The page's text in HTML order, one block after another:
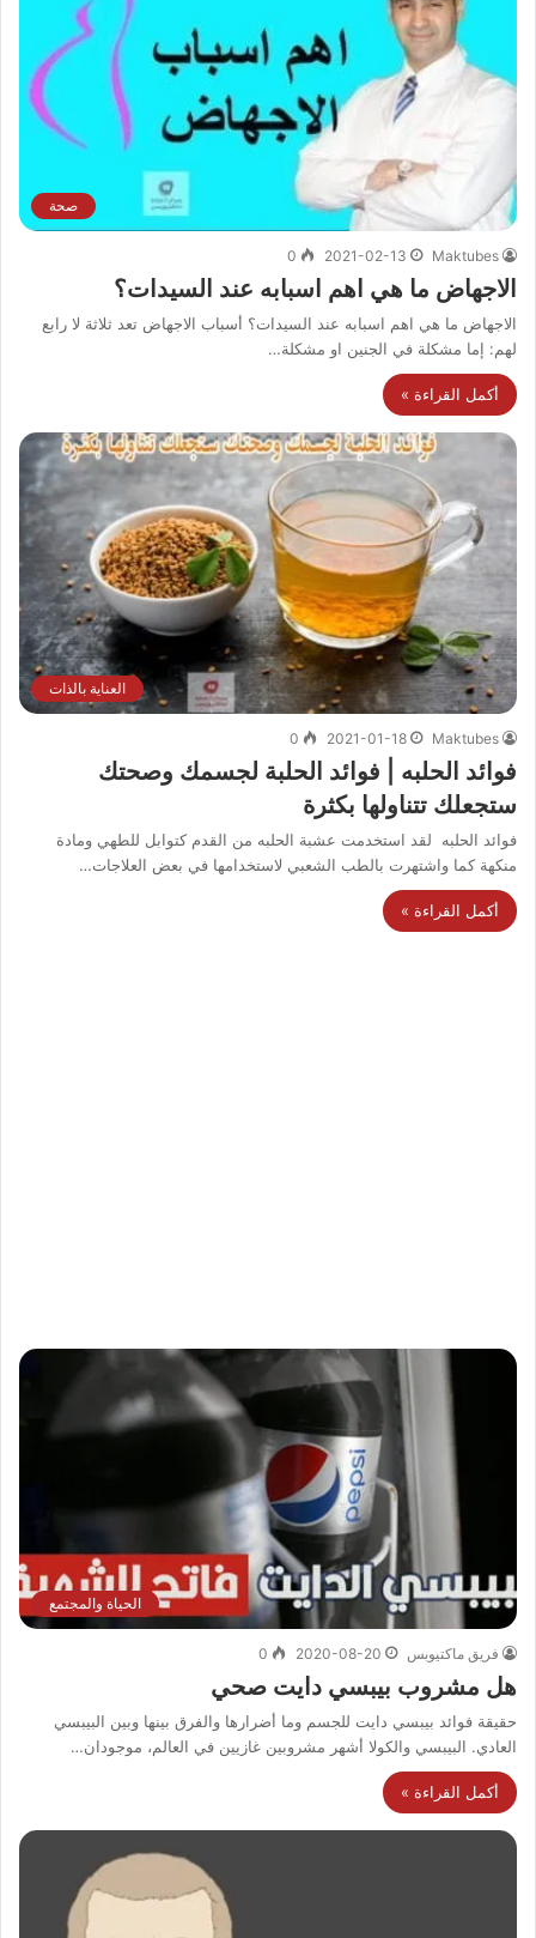
صحة
Maktubes
2021-02-13
0
الاجهاض ما هي اهم اسبابه عند السيدات؟
الاجهاض ما هي اهم اسبابه عند السيدات؟ أسباب الاجهاض تعد ثلاثة لا رابع
لهم: إما مشكلة في الجنين او مشكلة…
أكمل القراءة »
العناية بالذات
Maktubes
2021-01-18
0
فوائد الحلبه | فوائد الحلبة لجسمك وصحتك
ستجعلك تتناولها بكثرة
فوائد الحلبه لقد استخدمت عشبة الحلبه من القدم كتوابل للطهي ومادة
منكهة كما واشتهرت بالطب الشعبي لاستخدامها في بعض العلاجات…
أكمل القراءة »
الحياة والمجتمع
فريق ماكتيوبس 2020-08-20
0
هل مشروب بيبسي دايت صحي
حقيقة فوائد بيبسي دايت للجسم وما أضرارها والفرق بينها وبين البيبسي
العادي. البيبسي والكولا أشهر مشروبين غازيين في العالم، موجودان…
أكمل القراءة »